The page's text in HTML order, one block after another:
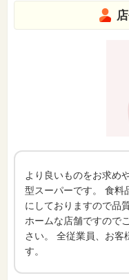
より良いものをお求め
型スーパーです。 食料
にしておりますので品
ホームな店舗ですので
さい。 全従業員、お客
す。